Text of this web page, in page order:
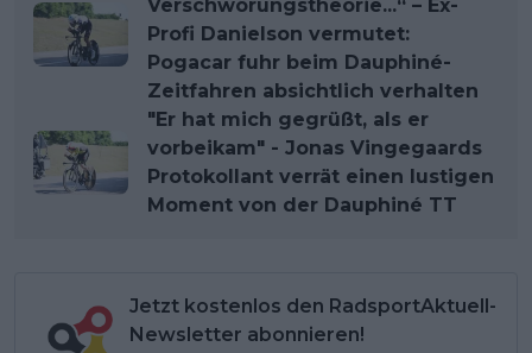
Verschwörungstheorie...“ – Ex-
Profi Danielson vermutet:
Pogacar fuhr beim Dauphiné-
Zeitfahren absichtlich verhalten
"Er hat mich gegrüßt, als er
vorbeikam" - Jonas Vingegaards
Protokollant verrät einen lustigen
Moment von der Dauphiné TT
Jetzt kostenlos den RadsportAktuell-
Newsletter abonnieren!